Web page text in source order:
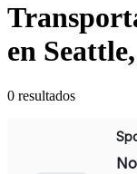
en
0 resultados